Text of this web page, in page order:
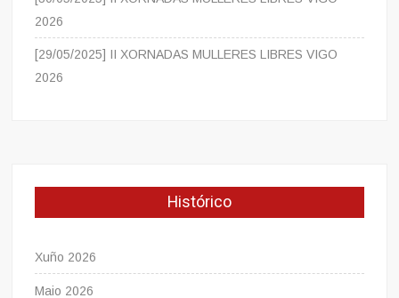
2026
[29/05/2025] II XORNADAS MULLERES LIBRES VIGO
2026
Histórico
Xuño 2026
Maio 2026